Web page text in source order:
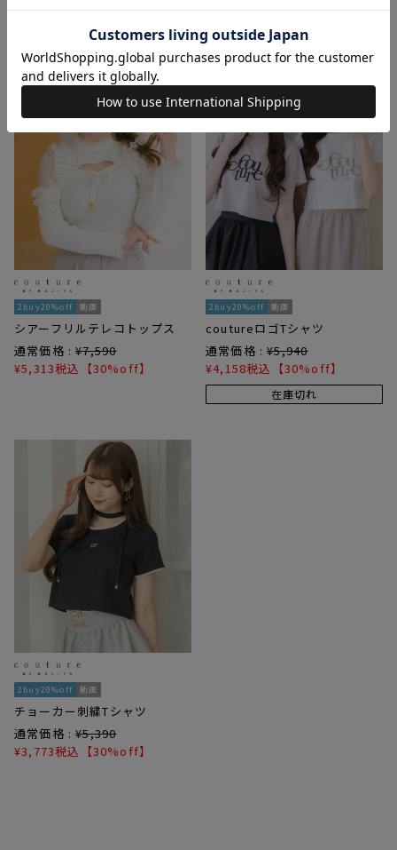
2buy20%off 動画
シアーフリルテレコトップス
通常価格 : ¥7,590
¥5,313税込 【30%off】
2buy20%off 動画
coutureロゴTシャツ
通常価格 : ¥5,940
¥4,158税込 【30%off】
在庫切れ
2buy20%off 動画
チョーカー刺繍Tシャツ
通常価格 : ¥5,390
¥3,773税込 【30%off】